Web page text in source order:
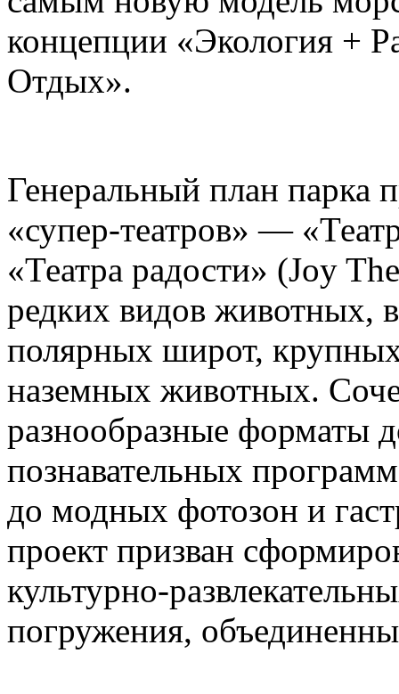
концепции «Экология +
Отдых».
Генеральный план парка
«супер-театров» —
«Театра радости» (Joy
редких видов животных,
полярных широт,
наземных животных.
разнообразные форматы
познавательных
до модных фотозон и
проект призван
культурно-
погружения,